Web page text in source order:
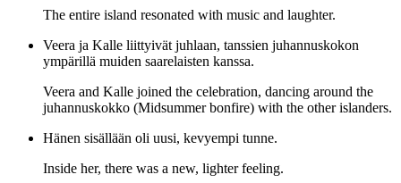
The entire island resonated with music and laughter.
Veera ja Kalle liittyivät juhlaan, tanssien juhannuskokon
ympärillä muiden saarelaisten kanssa.
Veera and Kalle joined the celebration, dancing around the
juhannuskokko (Midsummer bonfire) with the other islanders.
Hänen sisällään oli uusi, kevyempi tunne.
Inside her, there was a new, lighter feeling.